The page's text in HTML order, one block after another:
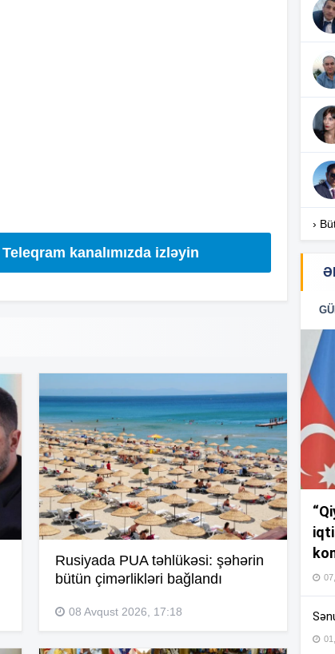
kanalımızda izləyin
Rusiyada PUA təhlükəsi: şəhərin
bütün çimərlikləri bağlandı
08 Avqust 2026, 17:18
›